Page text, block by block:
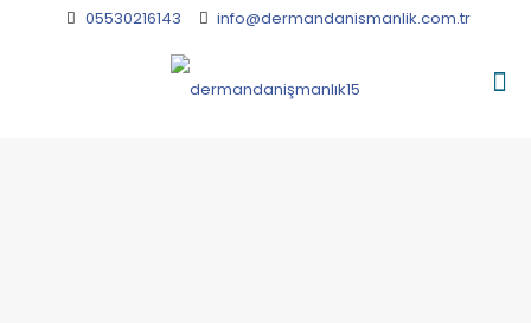
05530216143 info@dermandanismanlik.com.tr